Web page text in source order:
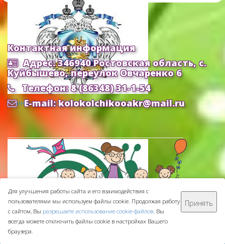
Министерство Образования и Науки РФ
Контактная информация
Адрес: 346940 Ростовская область, с.
Куйбышево, переулок Овчаренко 6
Телефон: 8 (86348) 31-1-54
E-mail: kolokolchikooakr@mail.ru
МБДОУ ДС "Колокольчик" © 2016-2026
Сделано с ❤ вООО "Проводник"
Для улучшения работы сайта и его взаимодействия с
пользователями мы используем файлы cookie. Продолжая работу
с сайтом, Вы разрешаете использование cookie-файлов. Вы
всегда можете отключить файлы cookie в настройках Вашего
браузера.
Принять